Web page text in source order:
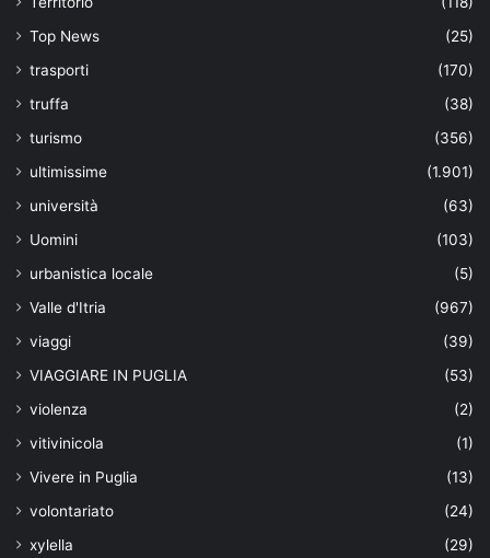
Top News
(25)
trasporti
(170)
truffa
(38)
turismo
(356)
ultimissime
(1.901)
università
(63)
Uomini
(103)
urbanistica locale
(5)
Valle d'Itria
(967)
viaggi
(39)
VIAGGIARE IN PUGLIA
(53)
violenza
(2)
vitivinicola
(1)
Vivere in Puglia
(13)
volontariato
(24)
xylella
(29)